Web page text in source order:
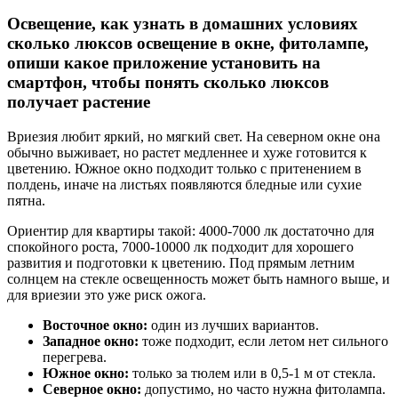
Освещение, как узнать в домашних условиях
сколько люксов освещение в окне, фитолампе,
опиши какое приложение установить на
смартфон, чтобы понять сколько люксов
получает растение
Вриезия любит яркий, но мягкий свет. На северном окне она
обычно выживает, но растет медленнее и хуже готовится к
цветению. Южное окно подходит только с притенением в
полдень, иначе на листьях появляются бледные или сухие
пятна.
Ориентир для квартиры такой: 4000-7000 лк достаточно для
спокойного роста, 7000-10000 лк подходит для хорошего
развития и подготовки к цветению. Под прямым летним
солнцем на стекле освещенность может быть намного выше, и
для вриезии это уже риск ожога.
Восточное окно: один из лучших вариантов.
Западное окно: тоже подходит, если летом нет сильного
перегрева.
Южное окно: только за тюлем или в 0,5-1 м от стекла.
Северное окно: допустимо, но часто нужна фитолампа.